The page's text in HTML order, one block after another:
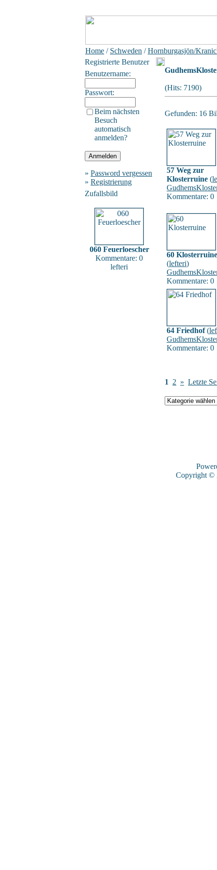
Home / Schweden /Hornburgasjön/
Registrierte Benutzer
Benutzername:
Passwort:
Beim nächsten
Besuch
automatisch
anmelden?
» Password vergessen
» Registrierung
Zufallsbild
060 Feuerloescher
Kommentare: 0
lefteri
(Hits: 7190)
Gefunden: 16
57 Weg zur
Klosterruine (
Kommentare: 0
60 Klosterruine
(lefteri)
Kommentare: 0
64 Friedhof(
Kommentare: 0
1 2 » Letzte
Copyright ©